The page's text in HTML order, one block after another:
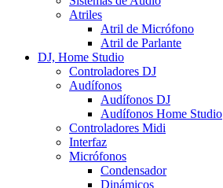
Atriles
Atril de Micrófono
Atril de Parlante
DJ, Home Studio
Controladores DJ
Audífonos
Audífonos DJ
Audífonos Home Studio
Controladores Midi
Interfaz
Micrófonos
Condensador
Dinámicos